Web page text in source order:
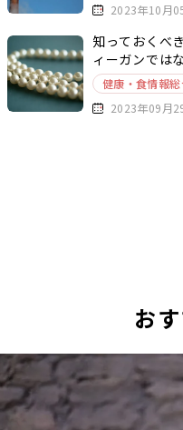
2023年10月
知っておくべ
ィーガンでは
健康・食情報
2023年09月
お